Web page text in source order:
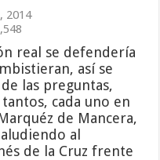
2014
real se defendería
así se
las preguntas,
cada uno en
de Mancera,
al
de la Cruz frente